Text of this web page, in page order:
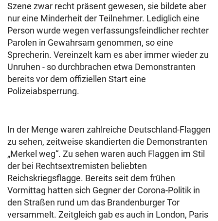
Szene zwar recht präsent gewesen, sie bildete aber
nur eine Minderheit der Teilnehmer. Lediglich eine
Person wurde wegen verfassungsfeindlicher rechter
Parolen in Gewahrsam genommen, so eine
Sprecherin. Vereinzelt kam es aber immer wieder zu
Unruhen - so durchbrachen etwa Demonstranten
bereits vor dem offiziellen Start eine
Polizeiabsperrung.
In der Menge waren zahlreiche Deutschland-Flaggen
zu sehen, zeitweise skandierten die Demonstranten
„Merkel weg“. Zu sehen waren auch Flaggen im Stil
der bei Rechtsextremisten beliebten
Reichskriegsflagge. Bereits seit dem frühen
Vormittag hatten sich Gegner der Corona-Politik in
den Straßen rund um das Brandenburger Tor
versammelt. Zeitgleich gab es auch in London, Paris